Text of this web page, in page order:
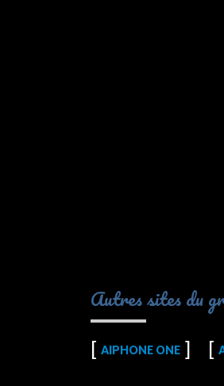
Autres sites du
AIPHONE ONE